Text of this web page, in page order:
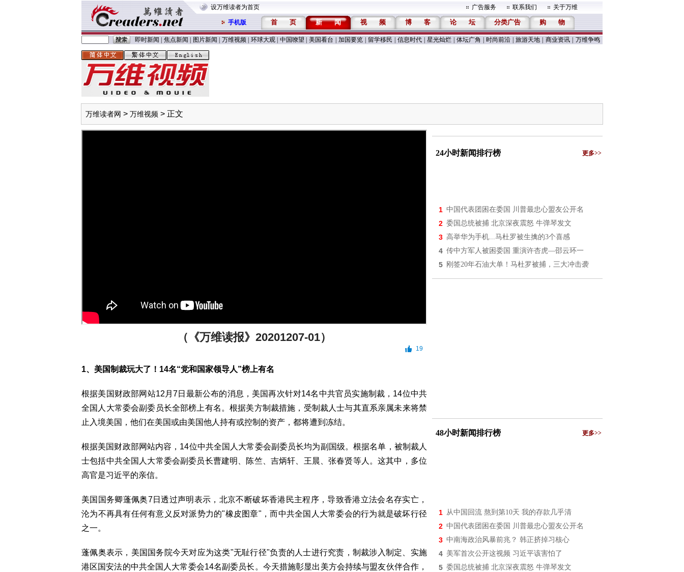
设万维读者为首页 广告服务 联系我们 关于万维
手机版 首 页 新 闻 视 频 博 客 论 坛 分类广告 购 物
即时新闻 焦点新闻 图片新闻 万维视频 环球大观 中国嘹望 美国看台 加国要览 留学移民 信息时代 星光灿烂 体坛广角 时尚前沿 旅游天地 商业资讯 万维争鸣
万维读者网 > 万维视频 > 正文
（《万维读报》20201207-01）
19
1、 美国制裁玩大了！14名“党和国家领导人”榜上有名
根据美国财政部网站12月7日最新公布的消息，美国再次针对14名中共官员实施制裁，14位中共
全国人大常委会副委员长全部榜上有名。根据美方制裁措施，受制裁人士与其直系亲属未来将禁
止入境美国，他们在美国或由美国他人持有或控制的资产，都将遭到冻结。
根据美国财政部网站内容，14位中共全国人大常委会副委员长均为副国级。根据名单，被制裁人
士包括中共全国人大常委会副委员长曹建明、陈竺、吉炳轩、王晨、张春贤等人。这其中，多位
高官是习近平的亲信。
美国国务卿蓬佩奥7日透过声明表示，北京不断破坏香港民主程序，导致香港立法会名存实亡，
沦为不再具有任何有意义反对派势力的"橡皮图章"，而中共全国人大常委会的行为就是破坏行径
之一。
蓬佩奥表示，美国国务院今天对应为这类"无耻行径"负责的人士进行究责，制裁涉入制定、实施
港区国安法的中共全国人大常委会14名副委员长。今天措施彰显出美方会持续与盟友伙伴合作，
24小时新闻排行榜 更多>>
1 中国代表团困在委国 川普最忠心盟友公开名
2 委国总统被捕 北京深夜震怒 牛弹琴发文
3 高举华为手机...马杜罗被生擒的3个喜感
4 传中方军人被困委国 重演许杏虎—邵云环一
5 刚签20年石油大单！马杜罗被捕，三大冲击袭
48小时新闻排行榜 更多>>
1 从中国回流 熬到第10天 我的存款几乎清
2 中国代表团困在委国 川普最忠心盟友公开名
3 中南海政治风暴前兆？ 韩正挤掉习核心
4 美军首次公开这视频 习近平该害怕了
5 委国总统被捕 北京深夜震怒 牛弹琴发文